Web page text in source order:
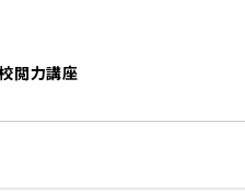
閲力講座